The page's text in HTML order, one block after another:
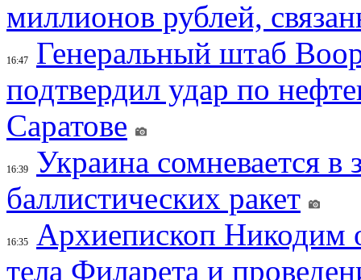
миллионов рублей,
16:47
Генеральный штаб
подтвердил удар по
Саратове
16:39
Украина сомневается в
баллистических ракет
16:35
Архиепископ
тела Филарета и